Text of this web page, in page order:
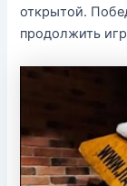
открытой.
продолжить